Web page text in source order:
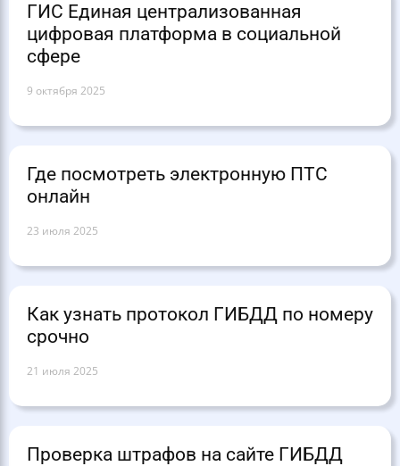
ГИС Единая централизованная
цифровая платформа в социальной
сфере
9 октября 2025
Где посмотреть электронную ПТС
онлайн
23 июля 2025
Как узнать протокол ГИБДД по номеру
срочно
21 июля 2025
Проверка штрафов на сайте ГИБДД